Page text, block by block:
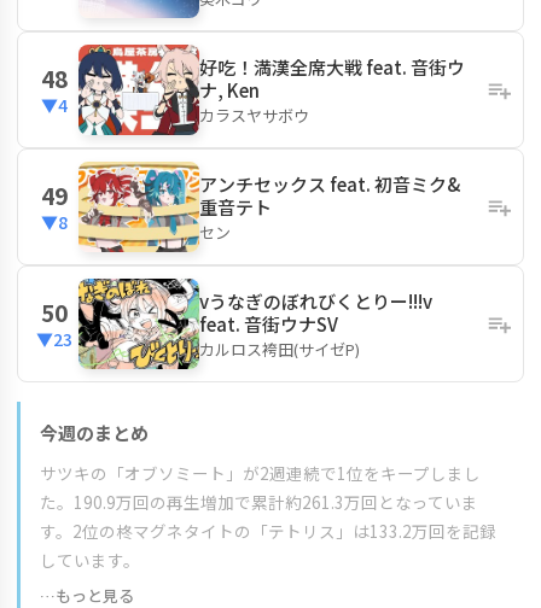
48
▼4
好吃！満漢全席大戦 feat. 音街ウ
ナ, Ken
カラスヤサボウ
49
▼8
アンチセックス feat. 初音ミク&
重音テト
セン
50
▼23
vうなぎのぼれびくとりー!!!v
feat. 音街ウナSV
カルロス袴田(サイゼP)
今週のまとめ
サツキの「オブソミート」が2週連続で1位をキープしまし
た。190.9万回の再生増加で累計約261.3万回となっていま
す。2位の柊マグネタイトの「テトリス」は133.2万回を記録
しています。
…もっと見る